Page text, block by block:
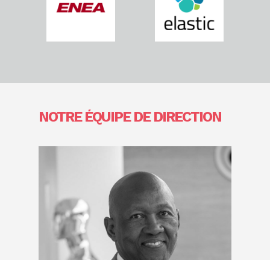
NOTRE ÉQUIPE DE DIRECTION